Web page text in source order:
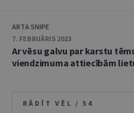
ARTA SNIPE
7. FEBRUĀRIS 2023
Ar vēsu galvu par karstu
viendzimuma attiecībām
RĀDĪT VĒL / 54